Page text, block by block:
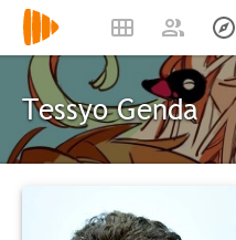
Tessyo Genda